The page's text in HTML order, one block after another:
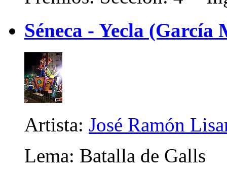
Séneca - Yecla (García
Artista: José Ramón
Lema: Batalla de Galls